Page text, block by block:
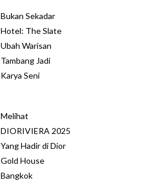
Bukan Sekadar
Hotel: The Slate
Ubah Warisan
Tambang Jadi
Karya Seni
Melihat
DIORIVIERA 2025
Yang Hadir di Dior
Gold House
Bangkok